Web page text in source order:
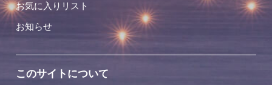
お気に入りリスト
お知らせ
このサイトについて